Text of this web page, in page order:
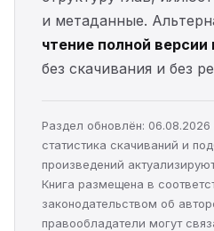
и метаданные.
чтение полной версии
без скачивания и без
Раздел обновлён: 06.08.2026
статистика скачиваний и
произведений
Книга размещена в
законодательством об
правообладатели могут